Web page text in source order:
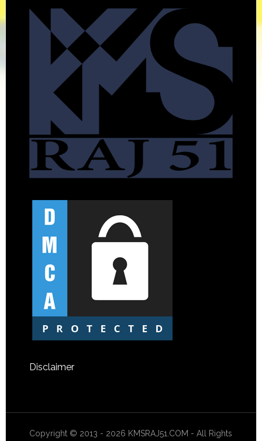
Disclaimer
Copyright © 2013 - 2026 KMSRAJ51.COM - All Rights